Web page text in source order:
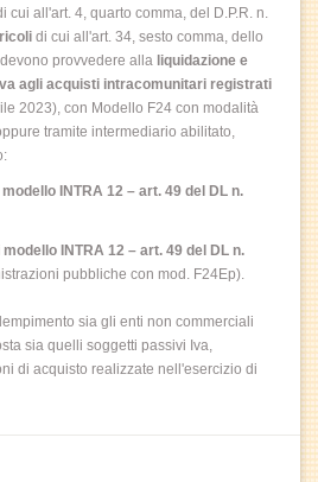
cui all'art. 4, quarto comma, del D.P.R. n.
di cui all'art. 34, sesto comma, dello
provvedere alla liquidazione e
agli acquisti intracomunitari registrati
2023), con Modello F24 con modalità
tramite intermediario abilitato,
INTRA 12 – art. 49 del DL n.
INTRA 12 – art. 49 del DL n.
pubbliche con mod. F24Ep).
sia gli enti non commerciali
sia quelli soggetti passivi Iva,
di acquisto realizzate nell'esercizio di